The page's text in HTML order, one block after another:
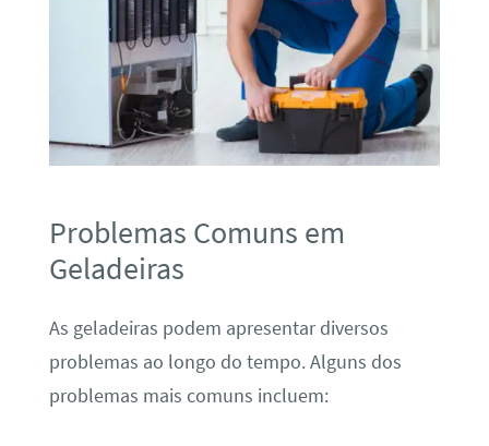
Problemas Comuns em
Geladeiras
As geladeiras podem apresentar diversos
problemas ao longo do tempo. Alguns dos
problemas mais comuns incluem: